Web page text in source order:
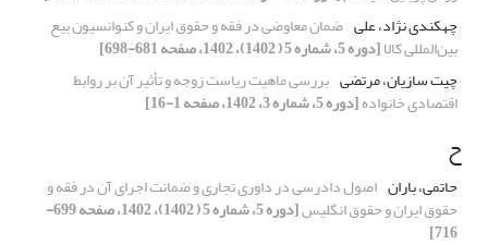
چهکندی نژاد، علی ضمان معاوضی در فقه و حقوق ایران و کنوانسیون بیع
بین‌المللی کالا[دوره 5، شماره 5 ( 1402)، 1402، صفحه 681-698]
چیت سازیان، مرتضی بررسی ماهیت ریاست زوجه و تأثیر آن بر روابط
اقتصادی خانواده[دوره 5، شماره 3، 1402، صفحه 1-16]
ح
حاتمی، باران اصول دادرسی در داوری تجاری و ضمانت اجرای آن در فقه و
حقوق ایران و حقوق انگلیس [دوره 5، شماره 5 ( 1402)، 1402، صفحه 699-
716]